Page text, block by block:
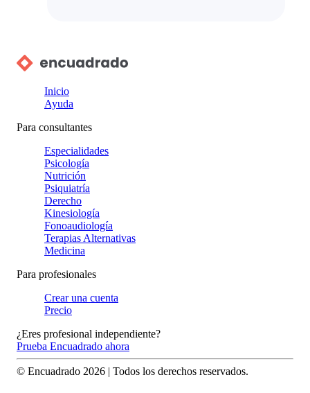
Inicio
Ayuda
Para consultantes
Especialidades
Psicología
Nutrición
Psiquiatría
Derecho
Kinesiología
Fonoaudiología
Terapias Alternativas
Medicina
Para profesionales
Crear una cuenta
Precio
¿Eres profesional independiente?
Prueba Encuadrado ahora
© Encuadrado 2026 | Todos los derechos reservados.